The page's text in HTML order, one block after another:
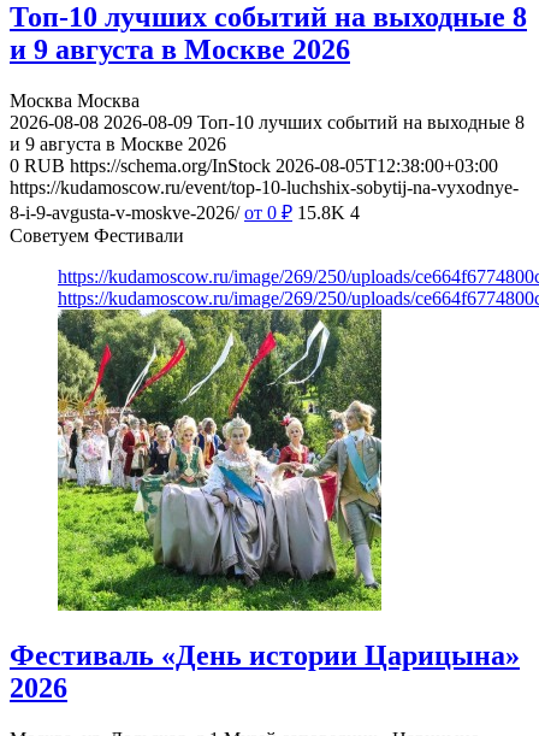
Топ-10 лучших событий на выходные 8
и 9 августа в Москве 2026
Москва Москва
2026-08-08 2026-08-09 Топ-10 лучших событий на выходные 8
и 9 августа в Москве 2026
0 RUB https://schema.org/InStock 2026-08-05T12:38:00+03:00
https://kudamoscow.ru/event/top-10-luchshix-sobytij-na-vyxodnye-
8-i-9-avgusta-v-moskve-2026/ от 0 ₽ 15.8K 4
Советуем Фестивали
https://kudamoscow.ru/image/269/250/uploads/
https://kudamoscow.ru/image/269/250/uploads/
Фестиваль «День истории Царицына»
2026